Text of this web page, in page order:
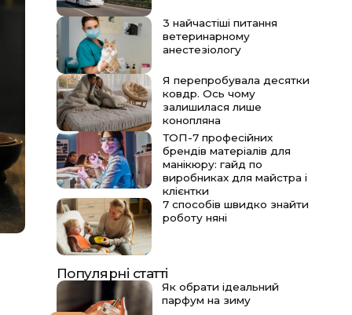
3 найчастіші питання
ветеринарному
анестезіологу
Я перепробувала десятки
ковдр. Ось чому
залишилася лише
конопляна
ТОП-7 професійних
брендів матеріалів для
манікюру: гайд по
виробниках для майстра і
клієнтки
7 способів швидко знайти
роботу няні
Популярні статті
Як обрати ідеальний
парфум на зиму